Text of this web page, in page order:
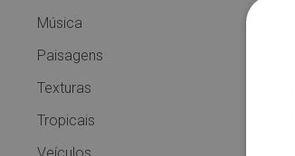
Música
Paisagens
Texturas
Tropicais